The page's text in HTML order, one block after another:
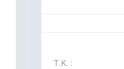
Τ.Κ. :